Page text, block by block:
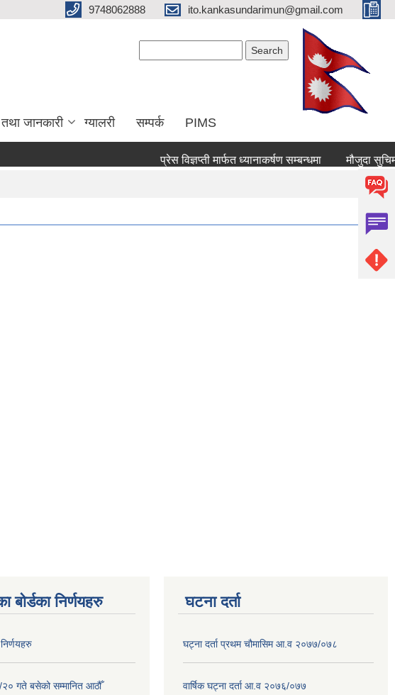
9748062888 ito.kankasundarimun@gmail.com
जानकारी ग्यालरी सम्पर्क PIMS
प्रेस विज्ञप्ती मार्फत ध्यानाकर्षण सम्बन्धमा मौजुदा सुचिमा
बोर्डका निर्णयहरु
गते बसेको सम्मानित आठौँ
घटना दर्ता
घट्ना दर्ता प्रथम चौमासिम आ.व २०७७/०७८
वार्षिक घट्ना दर्ता आ.व २०७६/०७७